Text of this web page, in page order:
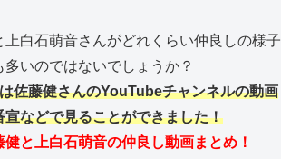
上白石萌音さんがどれくらい仲良しの様子
いのではないでしょうか？
佐藤健さんのYouTubeチャンネルの動画
宣などで見ることができました！
健と上白石萌音の仲良し動画まとめ！